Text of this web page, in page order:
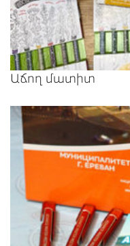
Աճող մատիտ